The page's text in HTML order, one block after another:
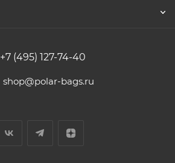
+7 (495) 127-74-40
shop@polar-bags.ru